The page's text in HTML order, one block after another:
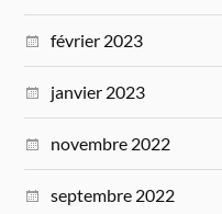
février 2023
janvier 2023
novembre 2022
septembre 2022